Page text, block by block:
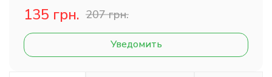
135 грн. 207 грн.
Уведомить